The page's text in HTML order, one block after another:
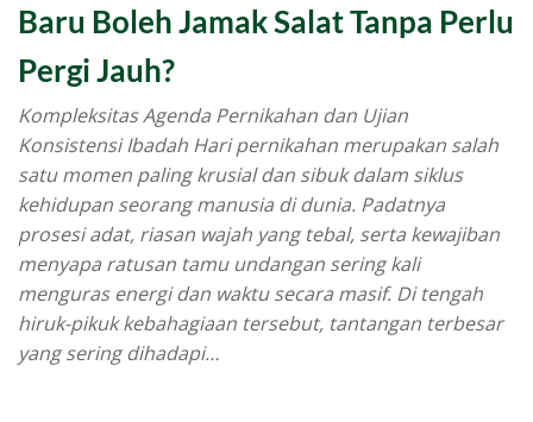
Baru Boleh Jamak Salat Tanpa Perlu
Pergi Jauh?
Kompleksitas Agenda Pernikahan dan Ujian
Konsistensi Ibadah Hari pernikahan merupakan salah
satu momen paling krusial dan sibuk dalam siklus
kehidupan seorang manusia di dunia. Padatnya
prosesi adat, riasan wajah yang tebal, serta kewajiban
menyapa ratusan tamu undangan sering kali
menguras energi dan waktu secara masif. Di tengah
hiruk-pikuk kebahagiaan tersebut, tantangan terbesar
yang sering dihadapi…